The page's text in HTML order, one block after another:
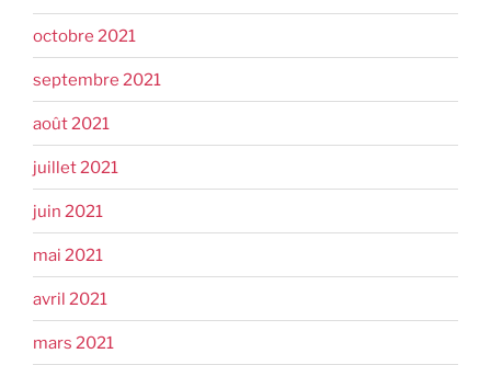
octobre 2021
septembre 2021
août 2021
juillet 2021
juin 2021
mai 2021
avril 2021
mars 2021